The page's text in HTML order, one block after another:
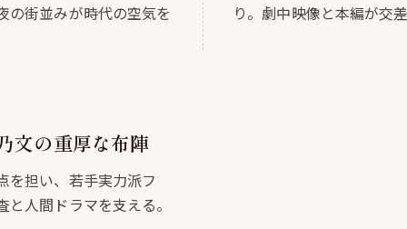
の街並みが時代の空気を
り。劇中映像と本編が交
文の重厚な布陣
を担い、若手実力派フ
人間ドラマを支える。